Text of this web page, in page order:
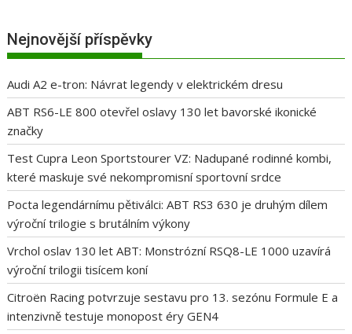
Nejnovější příspěvky
Audi A2 e-tron: Návrat legendy v elektrickém dresu
ABT RS6-LE 800 otevřel oslavy 130 let bavorské ikonické
značky
Test Cupra Leon Sportstourer VZ: Nadupané rodinné kombi,
které maskuje své nekompromisní sportovní srdce
Pocta legendárnímu pětiválci: ABT RS3 630 je druhým dílem
výroční trilogie s brutálním výkony
Vrchol oslav 130 let ABT: Monstrózní RSQ8-LE 1000 uzavírá
výroční trilogii tisícem koní
Citroën Racing potvrzuje sestavu pro 13. sezónu Formule E a
intenzivně testuje monopost éry GEN4